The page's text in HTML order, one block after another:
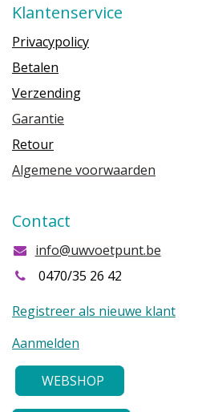
Klantenservice
Privacypolicy
Betalen
Verzending
Garantie
Retour
Algemene voorwaarden
Contact
info@uwvoetpunt.be
0470/35 26 42
Registreer als nieuwe klant
Aanmelden
WEBSHOP